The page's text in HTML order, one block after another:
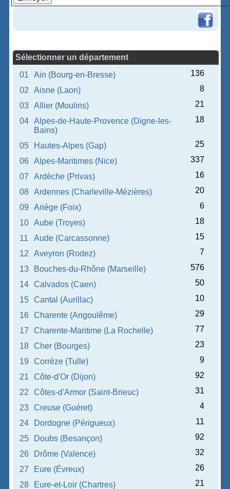
Sélectionner un département
01
Ain (Bourg-en-Bresse)
136
02
Aisne (Laon)
8
03
Allier (Moulins)
21
04
Alpes-de-Haute-Provence (Digne-les-
Bains)
18
05 Hautes-Alpes (Gap)
25
06
Alpes-Maritimes (Nice)
337
07
Ardèche (Privas)
16
08
Ardennes (Charleville-Mézières)
20
09
Ariège (Foix)
6
10
Aube (Troyes)
18
11
Aude (Carcassonne)
15
12
Aveyron (Rodez)
7
13
Bouches-du-Rhône (Marseille)
576
14
Calvados (Caen)
50
15
Cantal (Aurillac)
10
16
Charente (Angoulême)
29
17
Charente-Maritime (La Rochelle)
77
18
Cher (Bourges)
23
19
Corrèze (Tulle)
9
21
Côte-d'Or (Dijon)
92
22
Côtes-d'Armor (Saint-Brieuc)
31
23
Creuse (Guéret)
4
24
Dordogne (Périgueux)
11
25
Doubs (Besançon)
92
26
Drôme (Valence)
32
27
Eure (Évreux)
26
28
Eure-et-Loir (Chartres) 21